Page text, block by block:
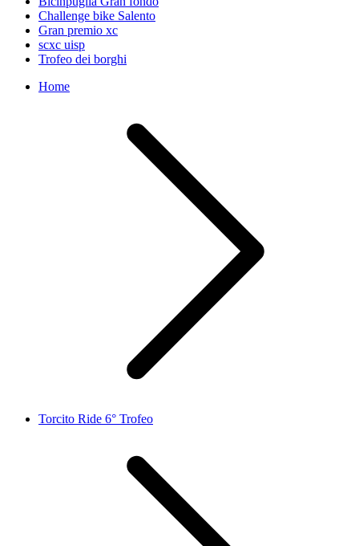
Challenge bike Salento
Gran premio xc
scxc uisp
Trofeo dei borghi
Home
Torcito Ride 6° Trofeo